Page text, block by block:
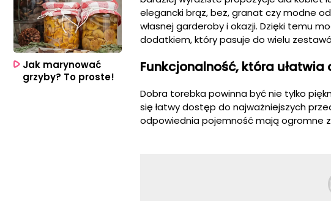
elegancki brąz, beż, granat czy modne
własnej garderoby i okazji. Dzięki temu
dodatkiem, który pasuje do wielu
Funkcjonalność, która ułatwia
Dobra torebka powinna być nie tylko
się łatwy dostęp do najważniejszych
odpowiednia pojemność mają ogromne
Jak marynować
grzyby? To proste!